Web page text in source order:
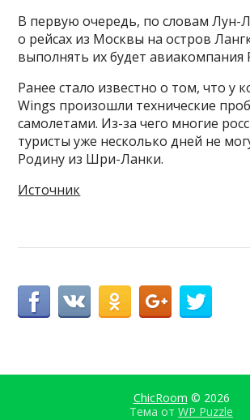
В первую очередь, по словам Лун-
о рейсах из Москвы на остров
выполнять их будет авиакомпания
Ранее стало известно о том, что у
Wings произошли технические
самолетами. Из-за чего многие
туристы уже несколько дней не
Родину из Шри-Ланки.
Источник
ChicRoom © 2026
Тема от WP Puzzle